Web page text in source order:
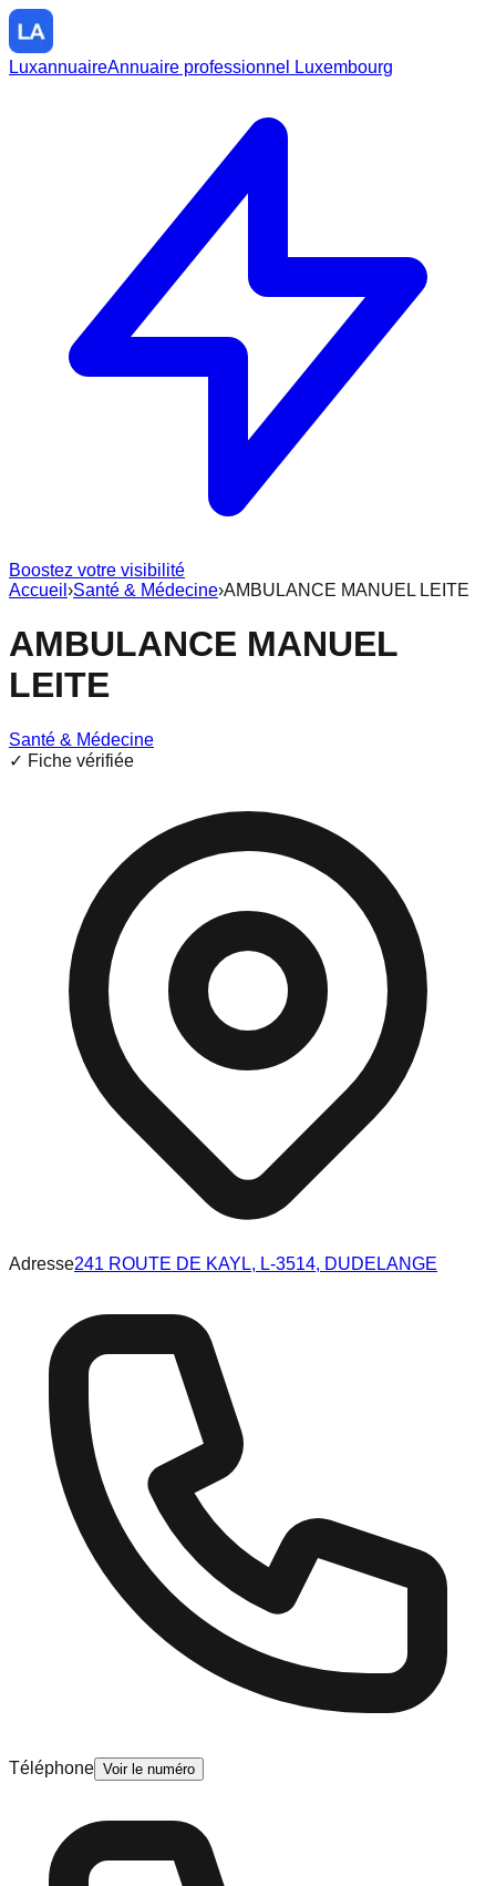
LuxannuaireAnnuaire professionnel Luxembourg
Boostez votre visibilité
Accueil ›Santé & Médecine›AMBULANCE MANUEL LEITE
AMBULANCE MANUEL
LEITE
Santé & Médecine
✓ Fiche vérifiée
Adresse241 ROUTE DE KAYL, L-3514, DUDELANGE
Téléphone Voir le numéro